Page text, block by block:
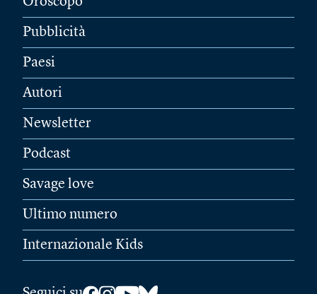
Pubblicità
Paesi
Autori
Newsletter
Podcast
Savage love
Ultimo numero
Internazionale Kids